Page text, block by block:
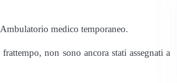
medico temporaneo.
non sono ancora stati assegnati a